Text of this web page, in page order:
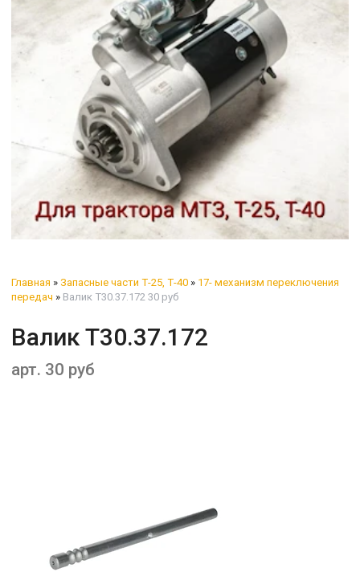
Главная » Запасные части Т-25, Т-40 » 17- механизм переключения
передач » Валик Т30.37.172 30 руб
Валик Т30.37.172
арт. 30 руб